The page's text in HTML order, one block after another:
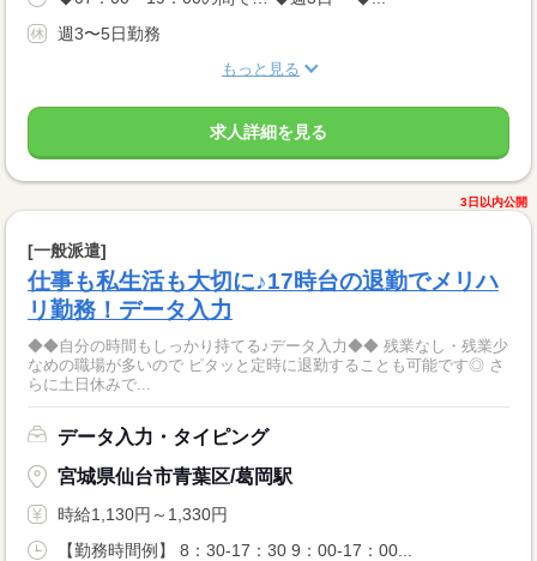
週3〜5日勤務
もっと見る
求人詳細を見る
3日以内公開
[一般派遣]
仕事も私生活も大切に♪17時台の退勤でメリハ
リ勤務！データ入力
◆◆自分の時間もしっかり持てる♪データ入力◆◆ 残業なし・残業少
なめの職場が多いので ピタッと定時に退勤することも可能です◎ さ
らに土日休みで...
データ入力・タイピング
宮城県仙台市青葉区/葛岡駅
時給1,130円～1,330円
【勤務時間例】 8：30-17：30 9：00-17：00...